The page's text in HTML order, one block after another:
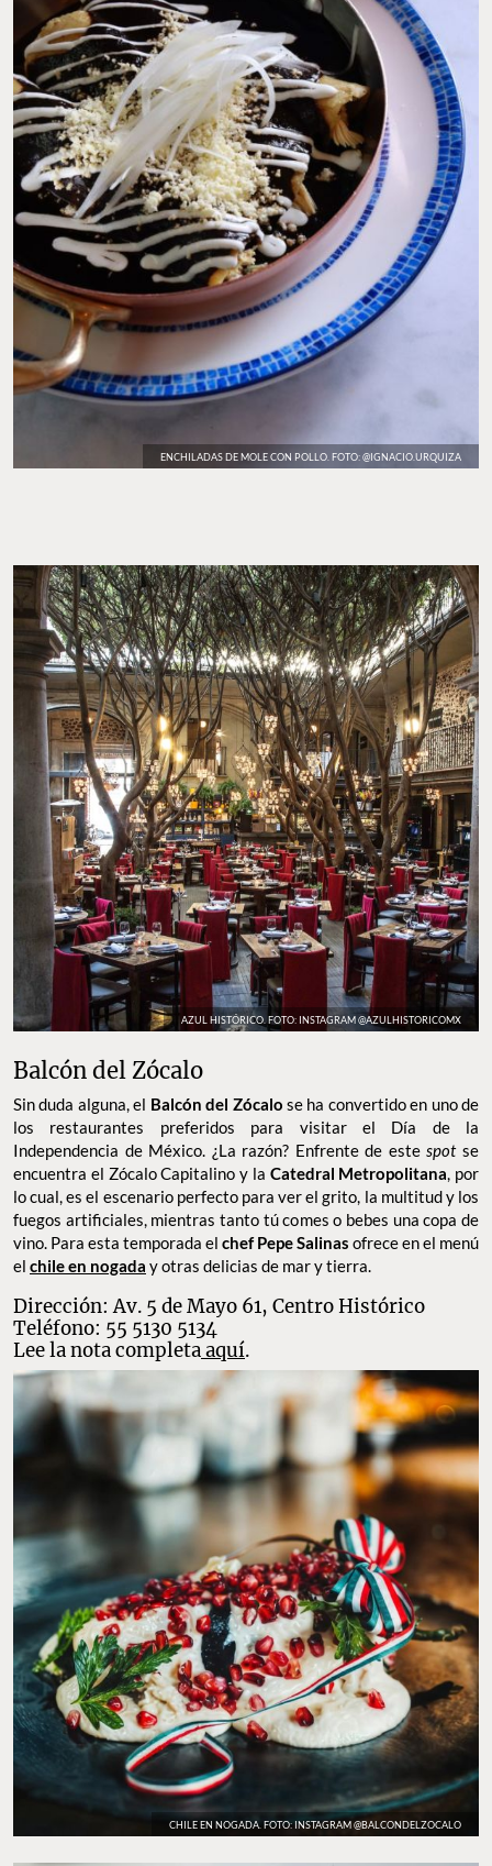
ENCHILADAS DE MOLE CON POLLO. FOTO: @IGNACIO.URQUIZA
AZUL HISTÓRICO. FOTO: INSTAGRAM @AZULHISTORICOMX
Balcón del Zócalo
Sin duda alguna, el Balcón del Zócalo se ha convertido en uno de
los restaurantes preferidos para visitar el Día de la
Independencia de México. ¿La razón? Enfrente de estespotse
encuentra el Zócalo Capitalino y la Catedral Metropolitana, por
lo cual, es el escenario perfecto para ver el grito, la multitud y los
fuegos artificiales, mientras tanto tú comes o bebes una copa de
vino. Para esta temporada el chef Pepe Salinas ofrece en el menú
el chile en nogada y otras delicias de mar y tierra.
Dirección: Av. 5 de Mayo 61, Centro Histórico
Teléfono: 55 5130 5134
Lee la nota completaaquí.
CHILE EN NOGADA. FOTO: INSTAGRAM @BALCONDELZOCALO